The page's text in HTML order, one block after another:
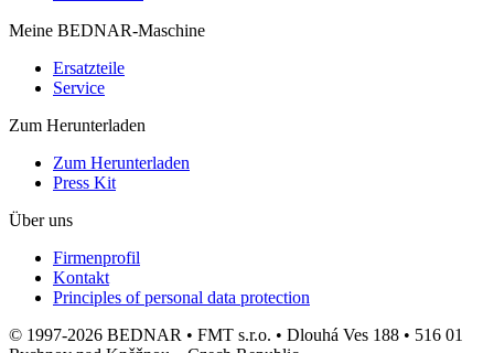
Meine BEDNAR-Maschine
Ersatzteile
Service
Zum Herunterladen
Zum Herunterladen
Press Kit
Über uns
Firmenprofil
Kontakt
Principles of personal data protection
© 1997-2026 BEDNAR • FMT s.r.o. • Dlouhá Ves 188 • 516 01